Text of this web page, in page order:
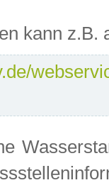
kann